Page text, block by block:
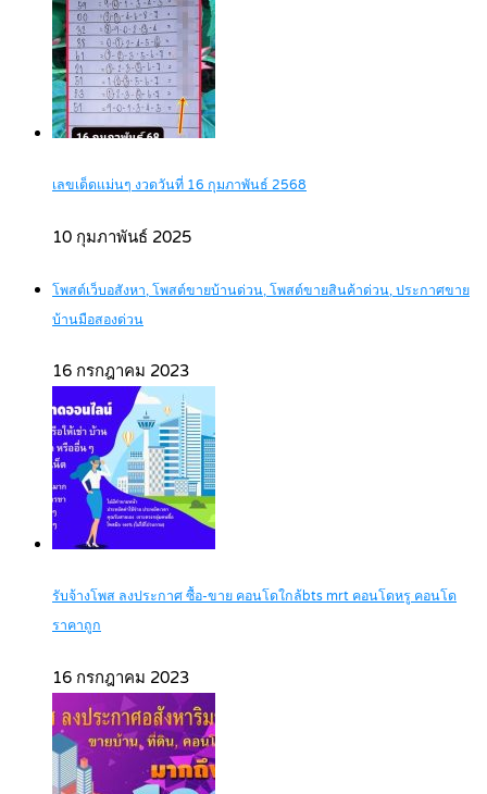
เลขเด็ดแม่นๆ งวดวันที่ 16 กุมภาพันธ์ 2568
10 กุมภาพันธ์ 2025
โพสต์เว็บอสังหา, โพสต์ขายบ้านด่วน, โพสต์ขายสินค้าด่วน, ประกาศขาย
บ้านมือสองด่วน
16 กรกฎาคม 2023
รับจ้างโพส ลงประกาศ ซื้อ-ขาย คอนโดใกล้bts mrt คอนโดหรู คอนโด
ราคาถูก
16 กรกฎาคม 2023